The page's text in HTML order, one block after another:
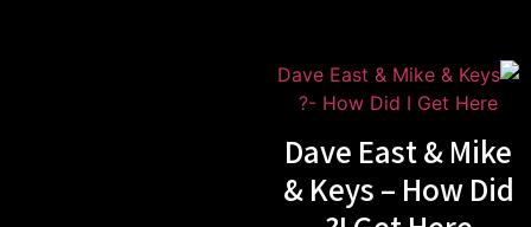
Dave East & Mike
& Keys – How Did